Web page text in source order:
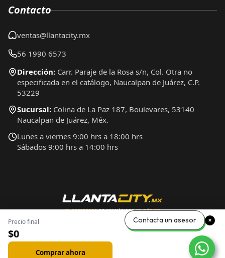
Precio final
$0
Comprar ahora
Contacto
ventas@llantacity.mx
56 1990 6573
Dirección: Carr. Paraje de la Rosa s/n, Col. Otra no
especificada en el catálogo, Naucalpan de Juárez, C.P.
53229
Sucursal: Colina de La Paz 187, Boulevares, 53140
Naucalpan de Juárez, Méx.
Lunes a viernes 9:00 hrs a 18:00 hrs
Sábados 9:00 hrs a 14:00 hrs
Contacta un asesor